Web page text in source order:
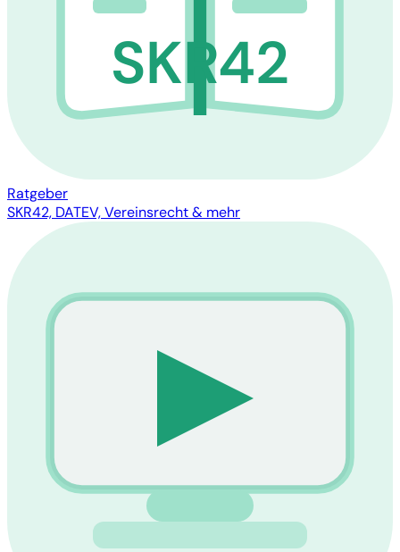
SKR42
Ratgeber
SKR42, DATEV, Vereinsrecht & mehr